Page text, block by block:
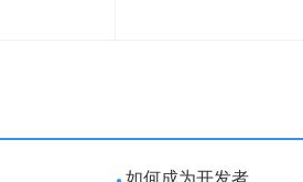
如何成为开发者